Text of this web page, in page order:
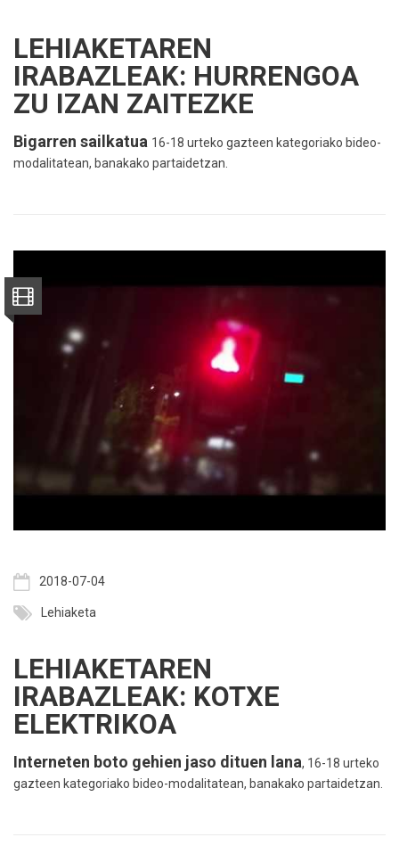
LEHIAKETAREN
IRABAZLEAK: HURRENGOA
ZU IZAN ZAITEZKE
Bigarren sailkatua 16-18 urteko gazteen kategoriako bideo-
modalitatean, banakako partaidetzan.
2018-07-04
Lehiaketa
LEHIAKETAREN
IRABAZLEAK: KOTXE
ELEKTRIKOA
Interneten boto gehien jaso dituen lana, 16-18 urteko
gazteen kategoriako bideo-modalitatean, banakako partaidetzan.